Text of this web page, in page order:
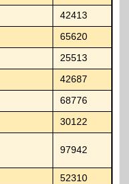
42413
65620
25513
42687
68776
30122
97942
52310